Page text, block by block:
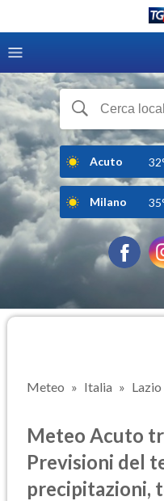
Acuto
Milano
Meteo Italia Lazio
Meteo Acuto
Previsioni del
precipitazioni,